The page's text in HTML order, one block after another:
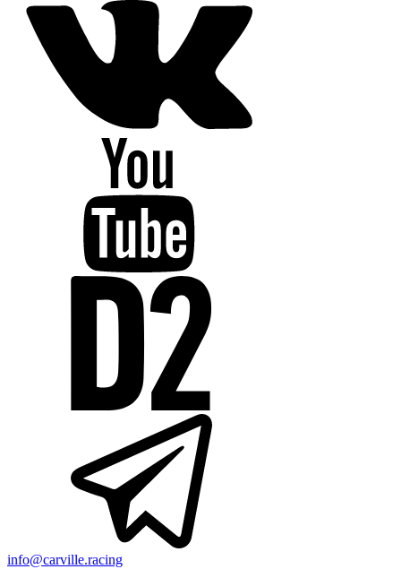
info@carville.racing